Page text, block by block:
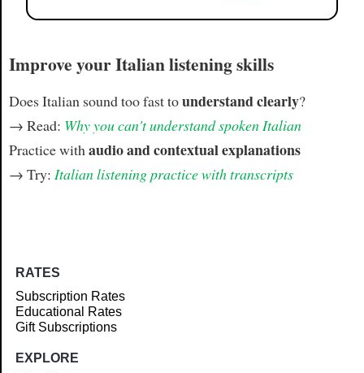
Improve your Italian listening skills
Does Italian sound too fast tounderstand clearly?
→ Read: Why you can't understand spoken Italian
Practice withaudio and contextual explanations
→ Try: Italian listening practice with transcripts
RATES
Subscription Rates
Educational Rates
Gift Subscriptions
EXPLORE